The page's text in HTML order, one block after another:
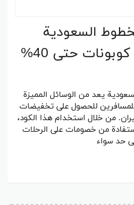
السعودية
2026 احدث كوبونات حتى 40%
يعد من الوسائل المميزة
للمسافرين للحصول على تخفيضات
من خلال استخدام هذا الكود،
من خصومات على الرحلات
حد سواء